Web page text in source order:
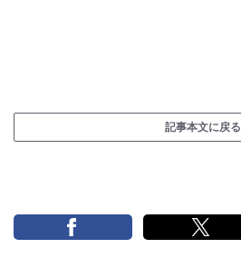
記事本文に戻る